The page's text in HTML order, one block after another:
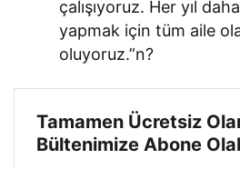
çalışıyoruz. Her yıl
yapmak için tüm aile
oluyoruz.”n?
Tamamen Ücretsiz
Bültenimize Abone